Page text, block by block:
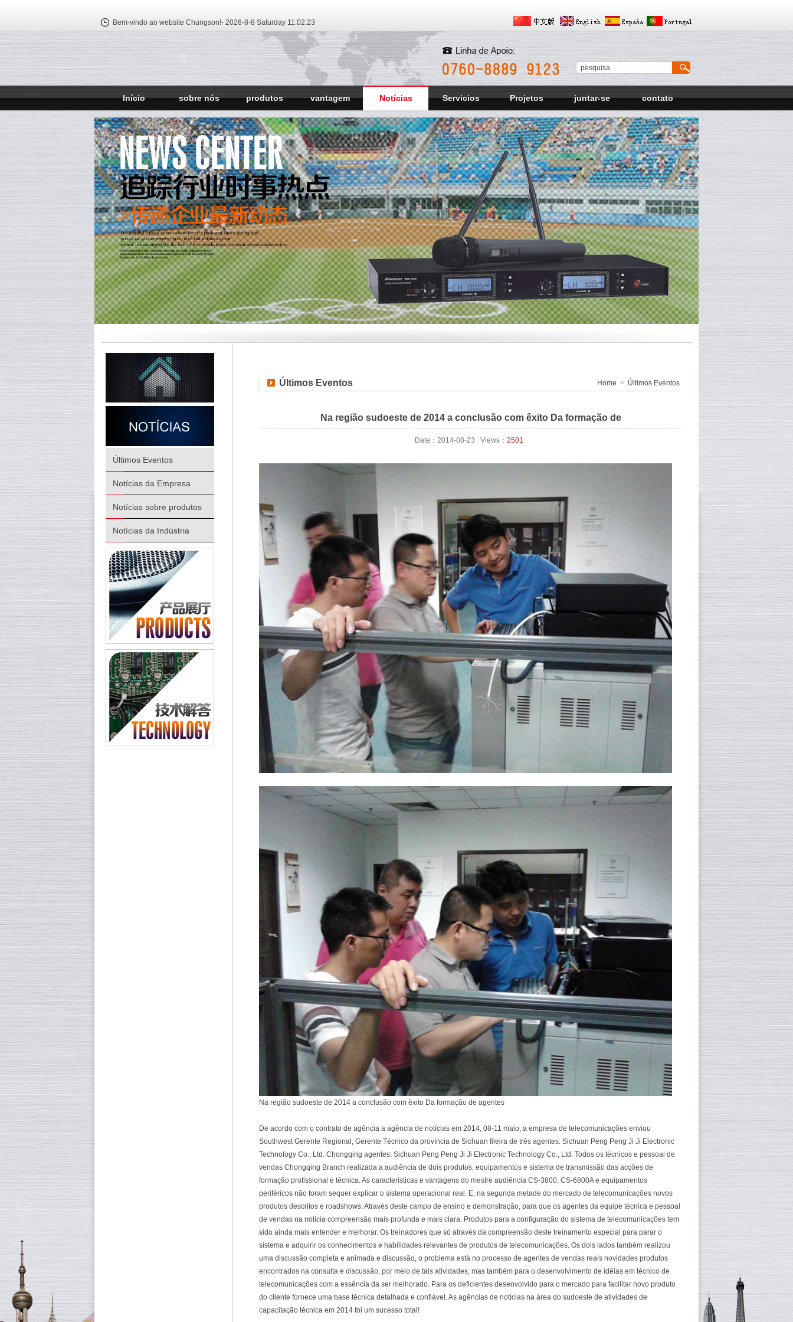
Bem-vindo ao website Chungson!- 2026-8-8 Saturday 11:02:24
Início sobre nós produtos vantagem Notícias Servicios Projetos juntar-se contato
Últimos Eventos
Notícias da Empresa
Notícias sobre produtos
Notícias da Indústria
Últimos Eventos Home > Últimos Eventos
Na região sudoeste de 2014 a conclusão com êxito Da formação de
Date：2014-08-23 Views： 2501
Na região sudoeste de 2014 a conclusão com êxito Da formação de agentes
De acordo com o contrato de agência a agência de notícias em 2014, 08-11 maio, a empresa de telecomunicações enviou
Southwest Gerente Regional, Gerente Técnico da província de Sichuan fileira de três agentes: Sichuan Peng Peng Ji Ji Electronic
Technology Co., Ltd. Chongqing agentes: Sichuan Peng Peng Ji Ji Electronic Technology Co., Ltd. Todos os técnicos e pessoal de
vendas Chongqing Branch realizada a audiência de dois produtos, equipamentos e sistema de transmissão das acções de
formação profissional e técnica. As características e vantagens do mestre audiência CS-3800, CS-6800A e equipamentos
periféricos não foram sequer explicar o sistema operacional real. E, na segunda metade do mercado de telecomunicações novos
produtos descritos e roadshows. Através deste campo de ensino e demonstração, para que os agentes da equipe técnica e pessoal
de vendas na notícia compreensão mais profunda e mais clara. Produtos para a configuração do sistema de telecomunicações tem
sido ainda mais entender e melhorar. Os treinadores que só através da compreensão deste treinamento especial para parar o
sistema e adquirir os conhecimentos e habilidades relevantes de produtos de telecomunicações. Os dois lados também realizou
uma discussão completa e animada e discussão, o problema está no processo de agentes de vendas reais novidades produtos
encontrados na consulta e discussão, por meio de tais atividades, mas também para o desenvolvimento de idéias em técnico de
telecomunicações com a essência da ser melhorado. Para os deficientes desenvolvido para o mercado para facilitar novo produto
do cliente fornece uma base técnica detalhada e confiável. As agências de notícias na área do sudoeste de atividades de
capacitação técnica em 2014 foi um sucesso total!